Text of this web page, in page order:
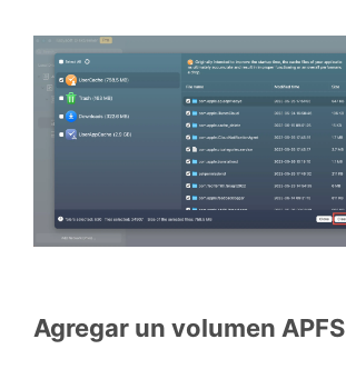
Agregar un volumen APFS